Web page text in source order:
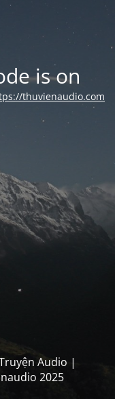
is on
thuvienaudio.com
Audio |
2025